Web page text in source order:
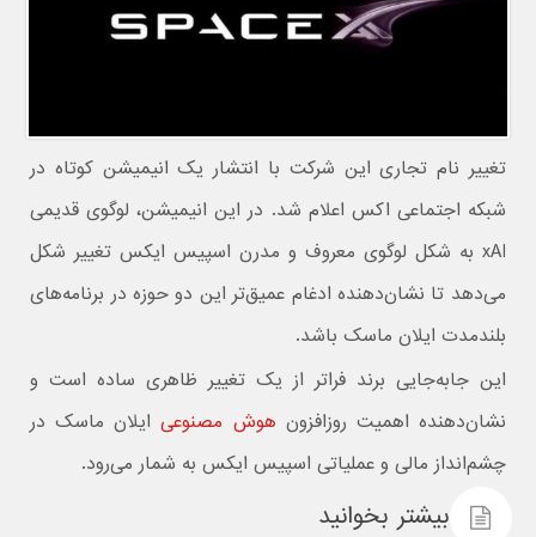
تغییر نام تجاری این شرکت با انتشار یک انیمیشن کوتاه در
شبکه اجتماعی اکس اعلام شد. در این انیمیشن، لوگوی قدیمی
xAI به شکل لوگوی معروف و مدرن اسپیس ایکس تغییر شکل
می‌دهد تا نشان‌دهنده ادغام عمیق‌تر این دو حوزه در برنامه‌های
بلندمدت ایلان ماسک باشد.
این جابه‌جایی برند فراتر از یک تغییر ظاهری ساده است و
نشان‌دهنده اهمیت روزافزون هوش مصنوعیایلان ماسک در
چشم‌انداز مالی و عملیاتی اسپیس ایکس به شمار می‌رود.
بیشتر بخوانید